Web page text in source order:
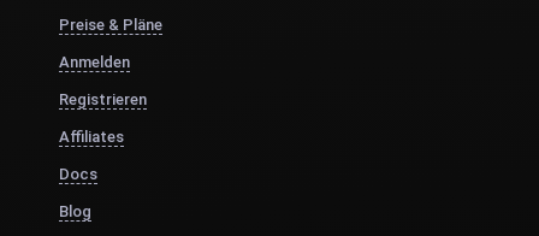
Preise & Pläne
Anmelden
Registrieren
Affiliates
Docs
Blog